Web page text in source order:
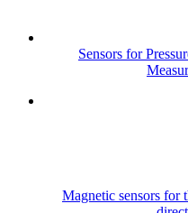
Sensors for
Magnetic sensors for